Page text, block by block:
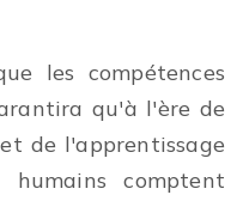
les compétences
qu'à l'ère de
de l'apprentissage
humains comptent